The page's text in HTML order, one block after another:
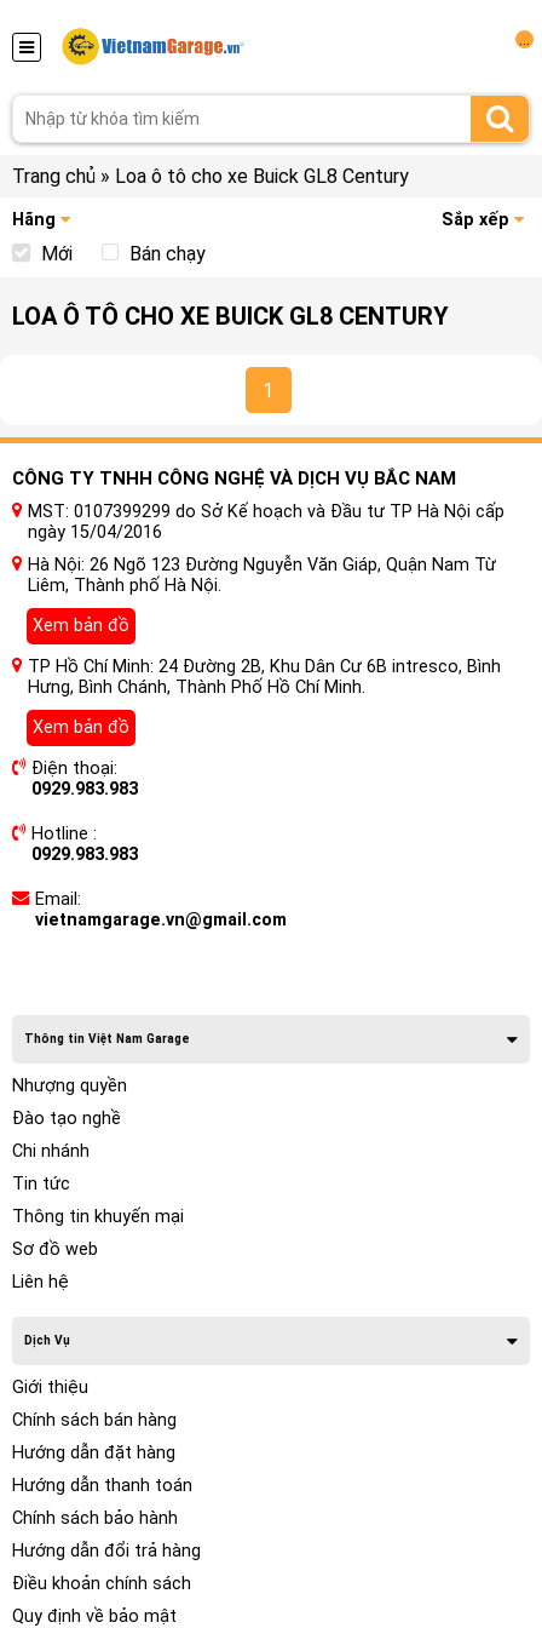
Trang chủ » Loa ô tô cho xe Buick GL8 Century
Hãng Sắp xếp
Mới Bán chạy
LOA Ô TÔ CHO XE BUICK GL8 CENTURY
1
CÔNG TY TNHH CÔNG NGHỆ VÀ DỊCH VỤ BẮC NAM
MST: 0107399299 do Sở Kế hoạch và Đầu tư TP Hà Nội cấp
ngày 15/04/2016
Hà Nội: 26 Ngõ 123 Đường Nguyễn Văn Giáp, Quận Nam Từ
Liêm, Thành phố Hà Nội.
Xem bản đồ
TP Hồ Chí Minh: 24 Đường 2B, Khu Dân Cư 6B intresco, Bình
Hưng, Bình Chánh, Thành Phố Hồ Chí Minh.
Xem bản đồ
Điện thoại:
0929.983.983
Hotline :
0929.983.983
Email:
vietnamgarage.vn@gmail.com
Thông tin Việt Nam Garage
Nhượng quyền
Đào tạo nghề
Chi nhánh
Tin tức
Thông tin khuyến mại
Sơ đồ web
Liên hệ
Dịch Vụ
Giới thiệu
Chính sách bán hàng
Hướng dẫn đặt hàng
Hướng dẫn thanh toán
Chính sách bảo hành
Hướng dẫn đổi trả hàng
Điều khoản chính sách
Quy định về bảo mật